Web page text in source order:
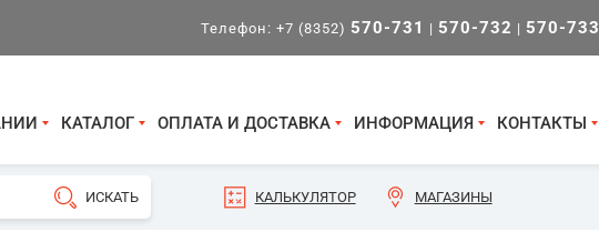
Телефон: +7 (8352) 570-731 | 570-732 | 570-733
КАТАЛОГ ОПЛАТА И ДОСТАВКА ИНФОРМАЦИЯ КОНТАКТЫ
КАЛЬКУЛЯТОР МАГАЗИНЫ